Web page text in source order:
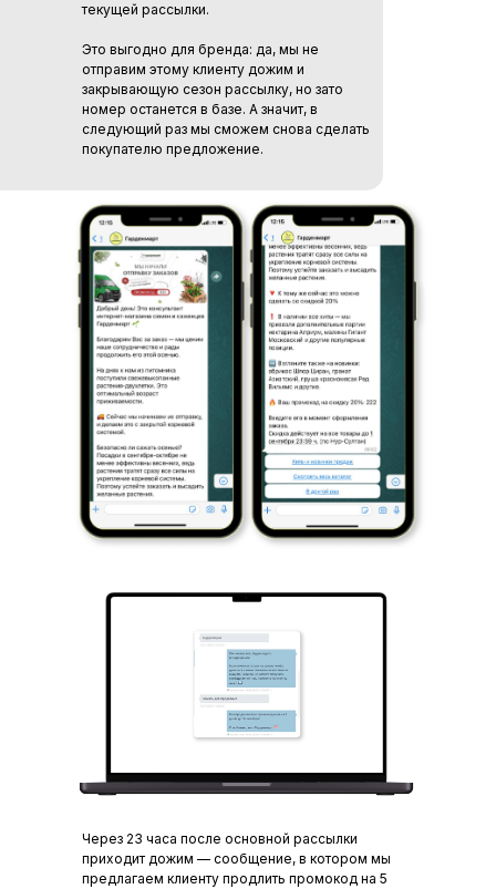
текущей рассылки.
Это выгодно для бренда: да, мы не
отправим этому клиенту дожим и
закрывающую сезон рассылку, но зато
номер останется в базе. А значит, в
следующий раз мы сможем снова сделать
покупателю предложение.
Через 23 часа после основной рассылки
приходит дожим — сообщение, в котором мы
предлагаем клиенту продлить промокод на 5